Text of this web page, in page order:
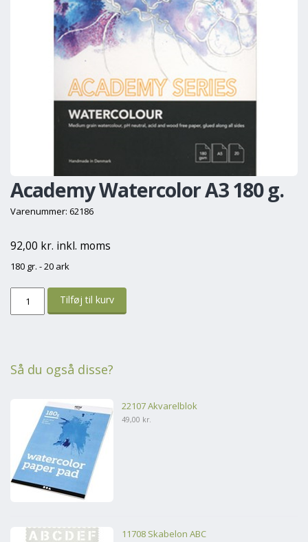
Academy Watercolor A3 180 g.
Varenummer: 62186
92,00 kr. inkl. moms
180 gr. - 20 ark
Så du også disse?
22107 Akvarelblok
49,00 kr.
11708 Skabelon ABC